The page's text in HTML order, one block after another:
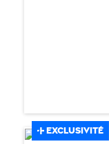
EXCLUSIVITÉ